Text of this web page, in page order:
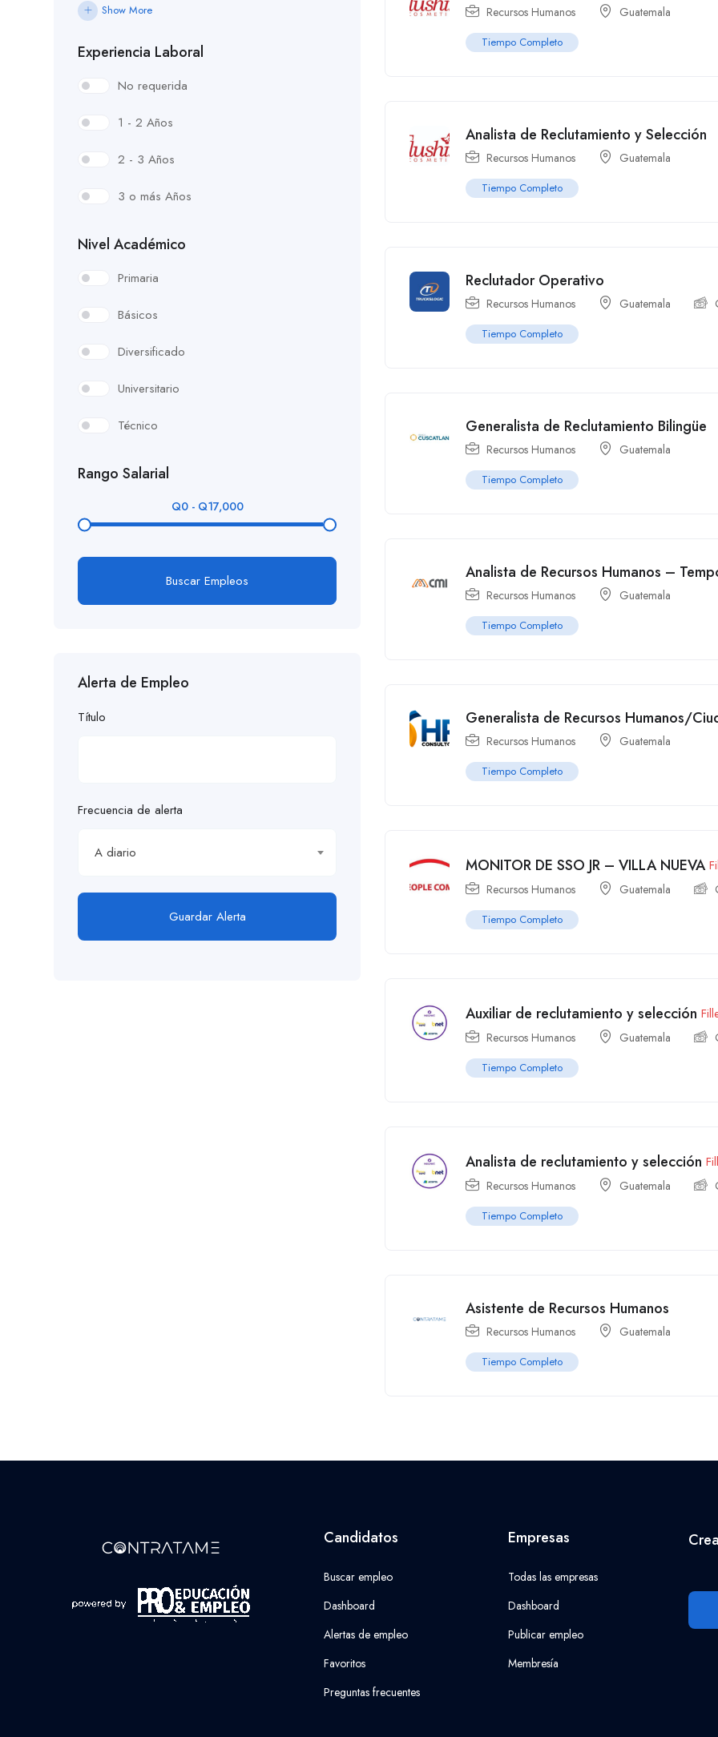
Show More
Experiencia Laboral
No requerida
1 - 2 Años
2 - 3 Años
3 o más Años
Nivel Académico
Primaria
Básicos
Diversificado
Universitario
Técnico
Rango Salarial
Q0 - Q17,000
Buscar Empleos
Alerta de Empleo
Título
Frecuencia de alerta
A diario
Guardar Alerta
Recursos Humanos Guatemala
Tiempo Completo
Analista de Reclutamiento y Selección
Recursos Humanos Guatemala
Tiempo Completo
Reclutador Operativo
Recursos Humanos Guatemala
Tiempo Completo
Generalista de Reclutamiento Bilingüe
Recursos Humanos Guatemala
Tiempo Completo
Analista de Recursos Humanos –
Recursos Humanos Guatemala
Tiempo Completo
Generalista de Recursos Humanos/
Recursos Humanos Guatemala
Tiempo Completo
MONITOR DE SSO JR – VILLA NUEVA
Recursos Humanos Guatemala
Tiempo Completo
Auxiliar de reclutamiento y selección
Recursos Humanos Guatemala
Tiempo Completo
Analista de reclutamiento y selección
Recursos Humanos Guatemala
Tiempo Completo
Asistente de Recursos Humanos
Recursos Humanos Guatemala
Tiempo Completo
Candidatos
Buscar empleo
Dashboard
Alertas de empleo
Favoritos
Preguntas frecuentes
Empresas
Todas las empresas
Dashboard
Publicar empleo
Membresía